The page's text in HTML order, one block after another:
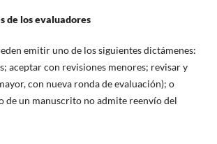
de los evaluadores
emitir uno de los siguientes dictámenes:
aceptar con revisiones menores; revisar y
con nueva ronda de evaluación); o
de un manuscrito no admite reenvío del